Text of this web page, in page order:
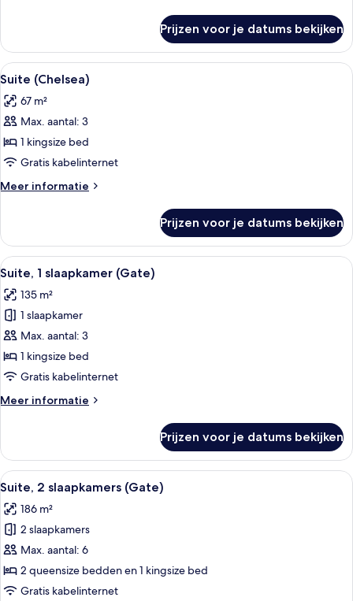
laden
2
tweepersoonsbedden,
toegankelijk
mindervaliden
(Vista)
Prijzen voor je datums bekijken
Alle
foto's
voor
Suite
(Chelsea)
laden
Een hotelkamer met een bed, een
4
Suite (Chelsea)
67 m²
Max. aantal: 3
1 kingsize bed
Gratis kabelinternet
Meer informatie
Meer
(Chelsea)
Prijzen voor je datums bekijken
Alle
foto's
voor
Suite,
1
slaapkamer
(Gate)
Een ruime woonkamer met
5
Suite, 1 slaapkamer (Gate)
135 m²
1 slaapkamer
Max. aantal: 3
1 kingsize bed
Gratis kabelinternet
Meer informatie
Meer
1
slaapkamer
(Gate)
Prijzen voor je datums bekijken
Alle
foto's
voor
Suite,
2
slaapkamers
(Gate)
Een hotelkamer met balkon, een
6
Suite, 2 slaapkamers (Gate)
186 m²
2 slaapkamers
Max. aantal: 6
2 queensize bedden en 1 kingsize bed
Gratis kabelinternet